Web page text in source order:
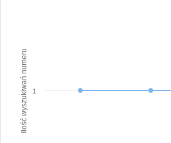
Ilość wyszukiwań numeru 1